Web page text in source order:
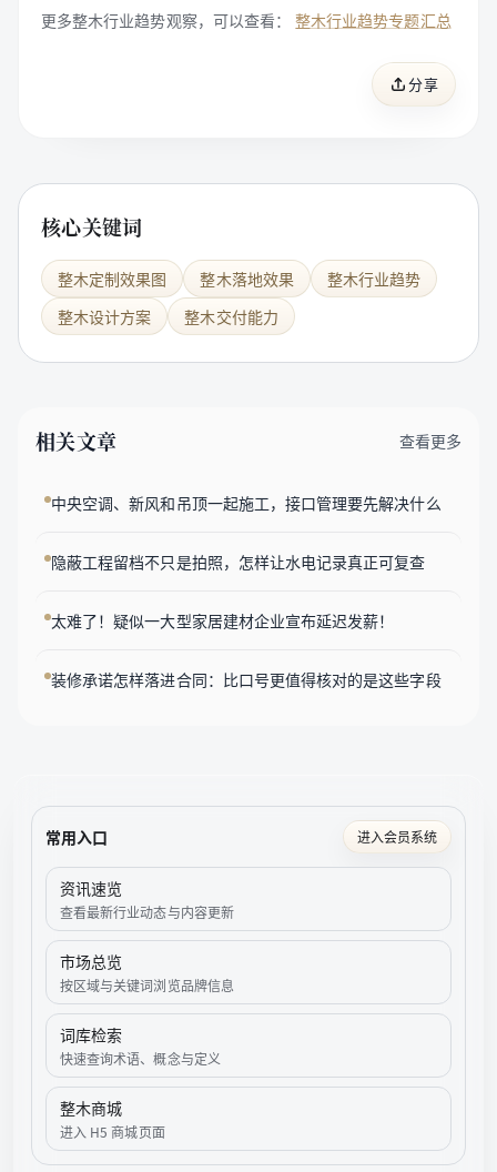
更多整木行业趋势观察，可以查看： 整木行业趋势专题汇总
分享
核心关键词
整木定制效果图 整木落地效果
整木行业趋势
整木设计方案
整木交付能力
相关文章 查看更多
中央空调、新风和吊顶一起施工，接口管理要先解决什么
隐蔽工程留档不只是拍照，怎样让水电记录真正可复查
太难了！疑似一大型家居建材企业宣布延迟发薪！
装修承诺怎样落进合同：比口号更值得核对的是这些字段
常用入口 进入会员系统
资讯速览
查看最新行业动态与内容更新
市场总览
按区域与关键词浏览品牌信息
词库检索
快速查询术语、概念与定义
整木商城
进入 H5 商城页面